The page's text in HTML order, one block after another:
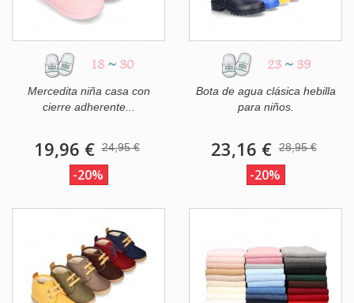
18 ~ 30
Mercedita niña casa con
cierre adherente...
19,96 € 24,95 €
-20%
23 ~ 39
Bota de agua clásica hebilla
para niños.
23,16 € 28,95 €
-20%